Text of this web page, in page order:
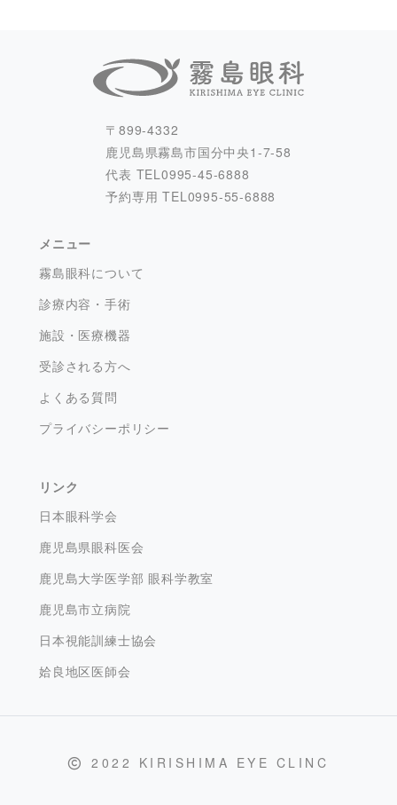
〒899-4332
鹿児島県霧島市国分中央1-7-58
代表 TEL 0995-45-6888
予約専用 TEL 0995-55-6888
メニュー
霧島眼科について
診療内容・手術
施設・医療機器
受診される方へ
よくある質問
プライバシーポリシー
リンク
日本眼科学会
鹿児島県眼科医会
鹿児島大学医学部 眼科学教室
鹿児島市立病院
日本視能訓練士協会
姶良地区医師会
2022 KIRISHIMA EYE CLINC